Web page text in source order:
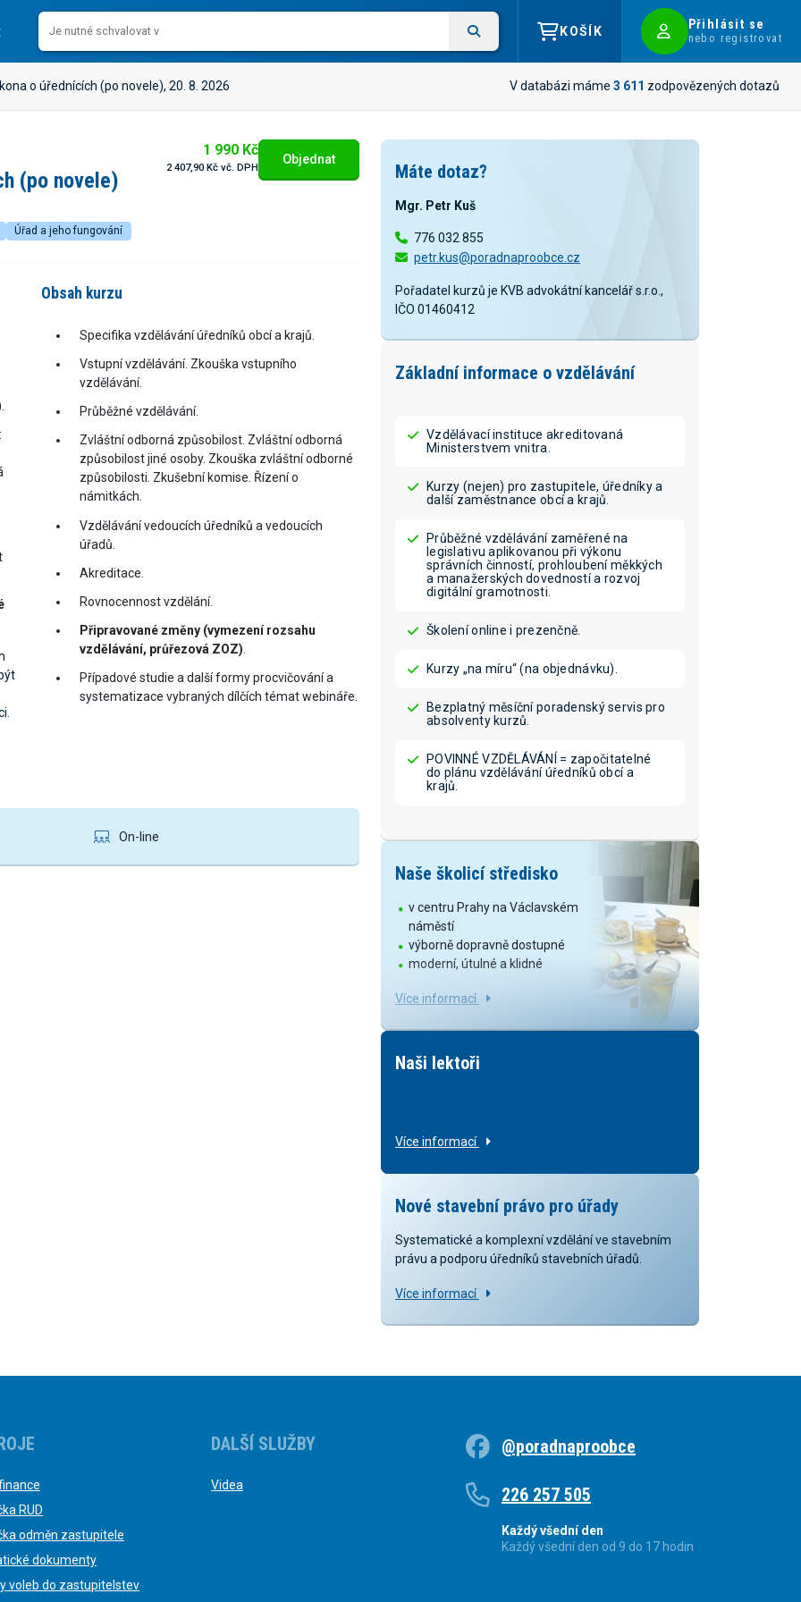
KOŠÍK Přihlásit se
nebo registrovat
o úřednících (po novele), 20. 8. 2026 V databázi máme 3 611 zodpovězených dotazů
(po novele)
Úřad a jeho fungování
1 990 Kč
2 407,90 Kč vč. DPH Objednat
Obsah kurzu
Specifika vzdělávání úředníků obcí a krajů.
Vstupní vzdělávání. Zkouška vstupního
vzdělávání.
Průběžné vzdělávání.
Zvláštní odborná způsobilost. Zvláštní odborná
způsobilost jiné osoby. Zkouška zvláštní odborné
způsobilosti. Zkušební komise. Řízení o
námitkách.
Vzdělávání vedoucích úředníků a vedoucích
úřadů.
Akreditace.
Rovnocennost vzdělání.
Připravované změny (vymezení rozsahu
vzdělávání, průřezová ZOZ)
Případové studie a další formy procvičování a
systematizace vybraných dílčích témat webináře.
On-line
Máte dotaz?
Mgr. Petr Kuš
776 032 855
petr.kus@poradnaproobce.cz
Pořadatel kurzů je KVB advokátní kancelář s.r.o.,
IČO 01460412
Základní informace o vzdělávání
Vzdělávací instituce akreditovaná
Ministerstvem vnitra.
Kurzy (nejen) pro zastupitele, úředníky a
další zaměstnance obcí a krajů.
Průběžné vzdělávání zaměřené na
legislativu aplikovanou při výkonu
správních činností, prohloubení měkkých
a manažerských dovedností a rozvoj
digitální gramotnosti.
Školení online i prezenčně.
Kurzy „na míru“ (na objednávku).
Bezplatný měsíční poradenský servis pro
absolventy kurzů.
POVINNÉ VZDĚLÁVÁNÍ = započitatelné
do plánu vzdělávání úředníků obcí a
krajů.
Naše školicí středisko
v centru Prahy na Václavském
náměstí
výborně dopravně dostupné
moderní, útulné a klidné
Více informací
Naši lektoři
Více informací
Nové stavební právo pro úřady
Systematické a komplexní vzdělání ve stavebním
právu a podporu úředníků stavebních úřadů.
Více informací
RUD
odměn zastupitele
dokumenty
voleb do zastupitelstev
DALŠÍ SLUŽBY
Videa
@poradnaproobce
226 257 505
Každý všední den
Každý všední den od 9 do 17 hodin